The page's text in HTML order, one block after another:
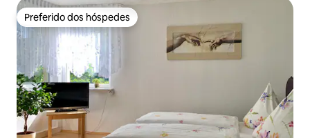
Preferido dos hóspedes
Preferido dos hóspedes